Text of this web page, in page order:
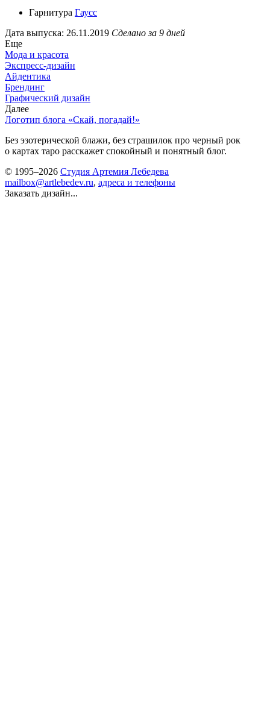
Гарнитура Гаусс
Дата выпуска: 26.11.2019 Сделано за 9 дней
Еще
Мода и красота
Экспресс-дизайн
Айдентика
Брендинг
Графический дизайн
Далее
Логотип блога «Скай, погадай!»
Без эзотерической блажи, без страшилок про черный рок
о картах таро расскажет спокойный и понятный блог.
© 1995–2026 Студия Артемия Лебедева
mailbox@artlebedev.ru, адреса и телефоны
Заказать дизайн...